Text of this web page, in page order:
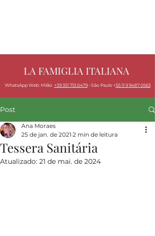
LA FAMIGLIA ITALIANA
WhatsApp Web: Milão +39 351 713 0479- São Paulo +55 11 99487 0563
Post
Tessera Sanitária
Ana Moraes
25 de jan. de 2021 2 min de leitura
Atualizado: 21 de mai. de 2024